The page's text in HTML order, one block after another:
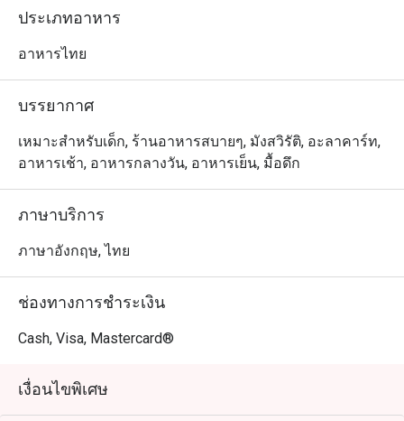
อาหารไทยแท้ๆ หรือรสชาติที่คุ้นเคยของอาหารตะวันตก
ชอบหลากหลายของทุกคน ตั้งแต่มื้อเช้าจนถึงมื้อค่ำ
ประเภทอาหาร
อาหารไทย
บรรยากาศ
เหมาะสำหรับเด็ก, ร้านอาหารสบายๆ, มังสวิรัติ, อะลาคาร์ท,
อาหารเช้า, อาหารกลางวัน, อาหารเย็น, มื้อดึก
ภาษาบริการ
ภาษาอังกฤษ, ไทย
ช่องทางการชำระเงิน
Cash, Visa, Mastercard®
เงื่อนไขพิเศษ